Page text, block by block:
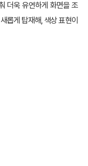
더욱 유연하게 화면을 조
롭게 탑재해, 색상 표현이